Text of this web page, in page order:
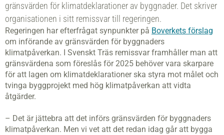
gränsvärden för klimatdeklarationer av byggnader. Det skriver
organisationen i sitt remissvar till regeringen.
Regeringen har efterfrågat synpunkter på Boverkets förslag
om införande av gränsvärden för byggnaders
klimatpåverkan. I Svenskt Träs remissvar framhåller man att
gränsvärdena som föreslås för 2025 behöver vara skarpare
för att lagen om klimatdeklarationer ska styra mot målet och
tvinga byggprojekt med hög klimatpåverkan att vidta
åtgärder.
– Det är jättebra att det införs gränsvärden för byggnaders
klimatpåverkan. Men vi vet att det redan idag går att bygga